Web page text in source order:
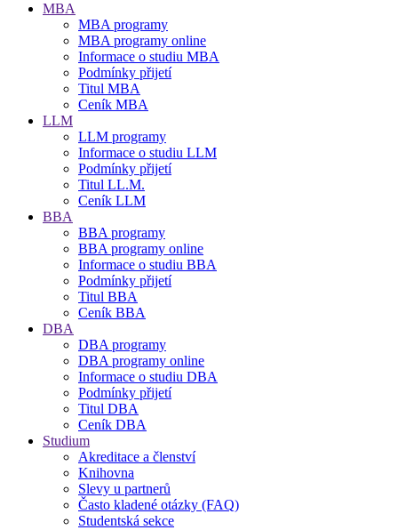
MBA
MBA programy
MBA programy online
Informace o studiu MBA
Podmínky přijetí
Titul MBA
Ceník MBA
LLM
LLM programy
Informace o studiu LLM
Podmínky přijetí
Titul LL.M.
Ceník LLM
BBA
BBA programy
BBA programy online
Informace o studiu BBA
Podmínky přijetí
Titul BBA
Ceník BBA
DBA
DBA programy
DBA programy online
Informace o studiu DBA
Podmínky přijetí
Titul DBA
Ceník DBA
Studium
Akreditace a členství
Knihovna
Slevy u partnerů
Často kladené otázky (FAQ)
Studentská sekce